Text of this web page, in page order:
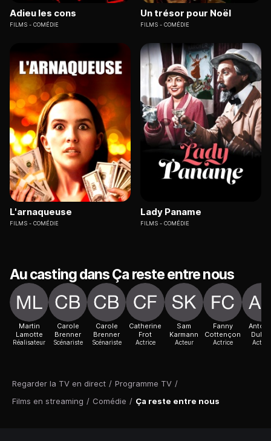
Regarder la TV en direct / Programme TV /
Films en streaming / Comédie / Ça reste entre nous
Adieu les cons
FILMS COMÉDIE
Un trésor pour Noël
FILMS COMÉDIE
L'arnaqueuse
FILMS COMÉDIE
Lady Paname
FILMS COMÉDIE
Au casting dans Ça reste entre nous
Martin
Lamotte
Réalisateur
Carole
Brenner
Scénariste
Carole
Brenner
Scénariste
Catherine
Frot
Actrice
Sam
Karmann
Acteur
Fanny
Cottençon
Actrice Acteur